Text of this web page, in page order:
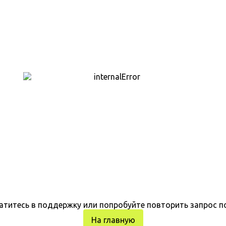
в поддержку или попробуйте повторить запрос
На главную